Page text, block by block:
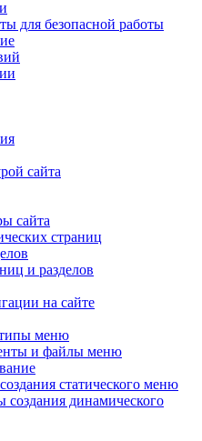
для безопасной работы
сайта
сайта
страниц
и разделов
на сайте
меню
и файлы меню
статического меню
динамического